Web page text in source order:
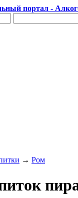
портал -
→ Ром